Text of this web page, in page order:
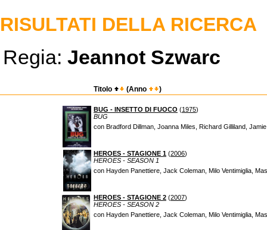
RISULTATI DELLA RICERCA
Regia: Jeannot Szwarc
Titolo (Anno )
BUG - INSETTO DI FUOCO (1975)
BUG
con Bradford Dillman, Joanna Miles, Richard Gilliland,
HEROES - STAGIONE 1 (2006)
HEROES - SEASON 1
con Hayden Panettiere, Jack Coleman, Milo Ventimiglia,
HEROES - STAGIONE 2 (2007)
HEROES - SEASON 2
con Hayden Panettiere, Jack Coleman, Milo Ventimiglia,